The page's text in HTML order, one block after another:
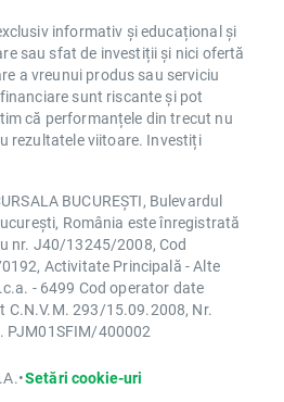
informativ și educațional și
sau sfat de investiții și nici ofertă
a vreunui produs sau serviciu
sunt riscante și pot
că performanțele din trecut nu
rezultatele viitoare. Investiți
BUCUREȘTI, Bulevardul
România este înregistrată
nr. J40/13245/2008, Cod
Activitate Principală - Alte
- 6499 Cod operator date
C.N.V.M. 293/15.09.2008, Nr.
PJM01SFIM/400002
•Setări cookie-uri